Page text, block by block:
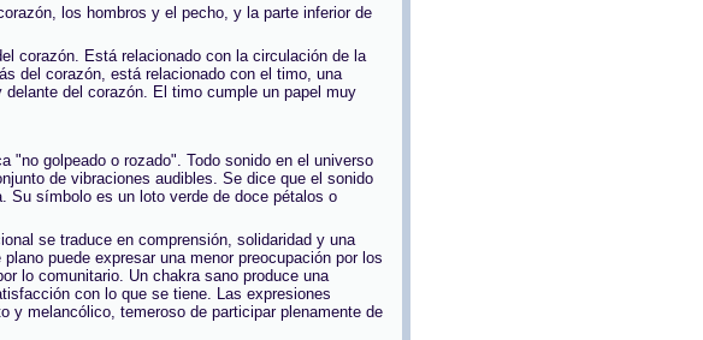
los hombros y el pecho, y la parte inferior de
corazón. Está relacionado con la circulación de la
del corazón, está relacionado con el timo, una
del corazón. El timo cumple un papel muy
"no golpeado o rozado". Todo sonido en el universo
de vibraciones audibles. Se dice que el sonido
Su símbolo es un loto verde de doce pétalos o
se traduce en comprensión, solidaridad y una
puede expresar una menor preocupación por los
lo comunitario. Un chakra sano produce una
con lo que se tiene. Las expresiones
y melancólico, temeroso de participar plenamente de